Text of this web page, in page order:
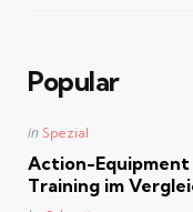
Popular
Posted
in Spezial
Action-
Training im